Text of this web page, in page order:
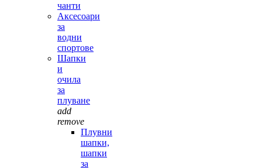
чанти
Аксесоари
за
водни
спортове
Шапки
и
очила
за
плуване
add
remove
Плувни
шапки,
шапки
за